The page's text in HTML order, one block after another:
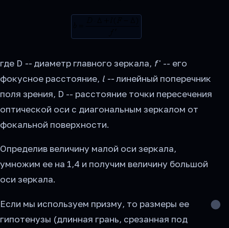
где D -- диаметр главного зеркала, f' -- его
фокусное расстояние, l --линейный поперечник
поля зрения, D -- расстояние точки пересечения
оптической оси с диагональным зеркалом от
фокальной поверхности.
Определив величину малой оси зеркала,
умножим ее на 1,4 и получим величину большой
оси зеркала.
Если мы используем призму, то размеры ее
гипотенузы (длинная грань, срезанная под